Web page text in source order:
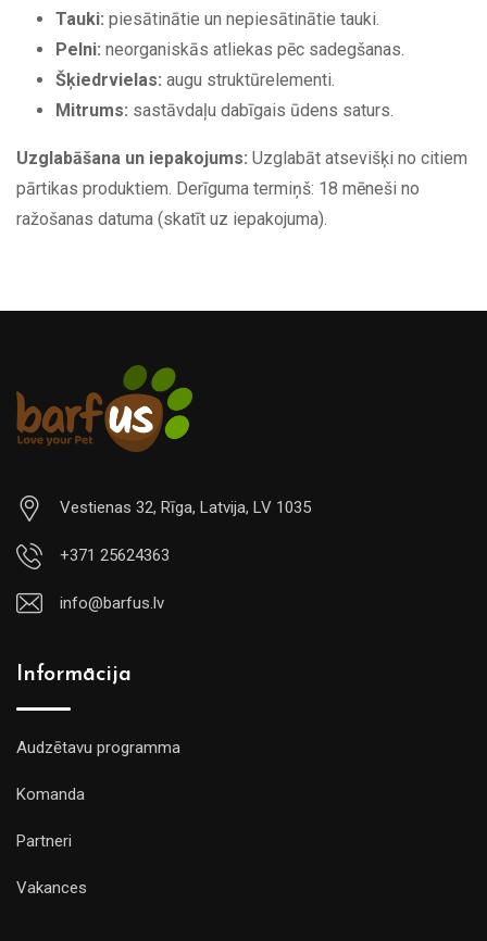
Tauki: piesātinātie un nepiesātinātie tauki.
Pelni: neorganiskās atliekas pēc sadegšanas.
Šķiedrvielas: augu struktūrelementi.
Mitrums: sastāvdaļu dabīgais ūdens saturs.
Uzglabāšana un iepakojums: Uzglabāt atsevišķi no citiem
pārtikas produktiem. Derīguma termiņš: 18 mēneši no
ražošanas datuma (skatīt uz iepakojuma).
Vestienas 32, Rīga, Latvija, LV 1035
+371 25624363
info@barfus.lv
Informācija
Audzētavu programma
Komanda
Partneri
Vakances